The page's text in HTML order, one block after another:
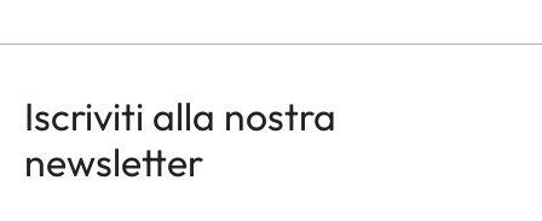
Iscriviti alla nostra
newsletter